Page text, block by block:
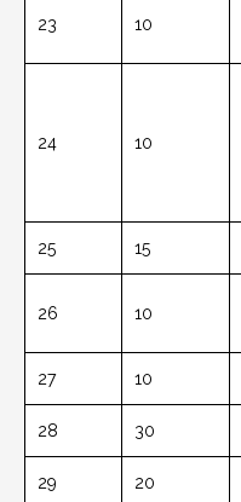
23 10
24 10
25 15
26 10
27 10
28 30
29 20